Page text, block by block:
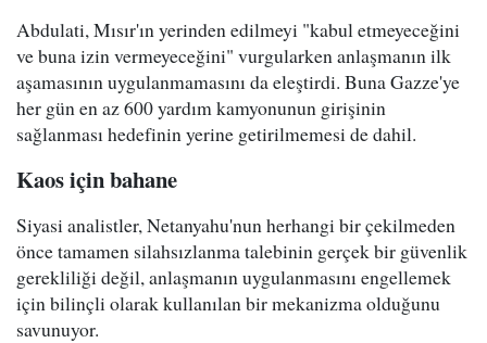
Abdulati, Mısır'ın yerinden edilmeyi "kabul etmeyeceğini
ve buna izin vermeyeceğini" vurgularken anlaşmanın ilk
aşamasının uygulanmamasını da eleştirdi. Buna Gazze'ye
her gün en az 600 yardım kamyonunun girişinin
sağlanması hedefinin yerine getirilmemesi de dahil.
Kaos için bahane
Siyasi analistler, Netanyahu'nun herhangi bir çekilmeden
önce tamamen silahsızlanma talebinin gerçek bir güvenlik
gerekliliği değil, anlaşmanın uygulanmasını engellemek
için bilinçli olarak kullanılan bir mekanizma olduğunu
savunuyor.